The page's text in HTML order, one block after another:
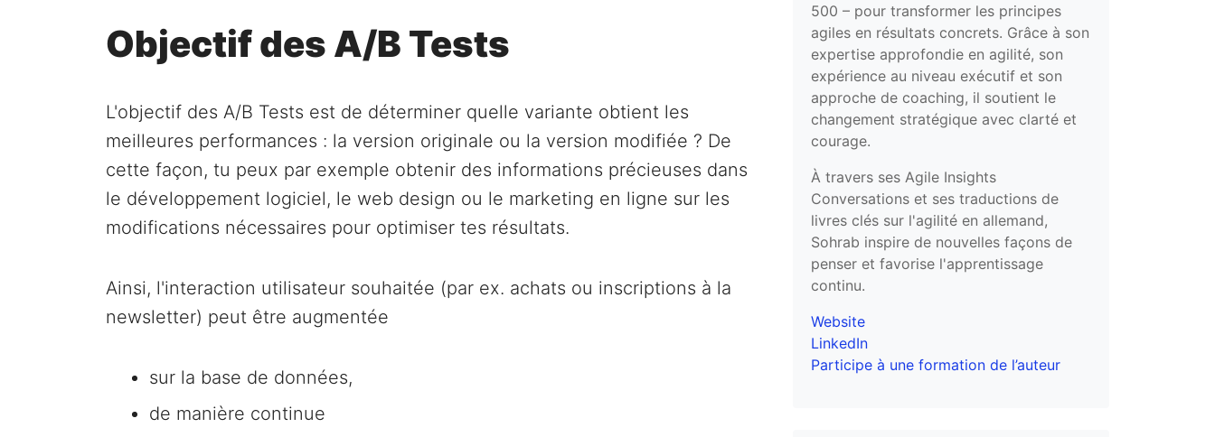
Objectif des A/B Tests
L'objectif des A/B Tests est de déterminer quelle variante obtient les
meilleures performances : la version originale ou la version modifiée ? De
cette façon, tu peux par exemple obtenir des informations précieuses dans
le développement logiciel, le web design ou le marketing en ligne sur les
modifications nécessaires pour optimiser tes résultats.
Ainsi, l'interaction utilisateur souhaitée (par ex. achats ou inscriptions à la
newsletter) peut être augmentée
sur la base de données,
de manière continue
500 – pour transformer les principes
agiles en résultats concrets. Grâce à son
expertise approfondie en agilité, son
expérience au niveau exécutif et son
approche de coaching, il soutient le
changement stratégique avec clarté et
courage.
À travers ses Agile Insights
Conversations et ses traductions de
livres clés sur l'agilité en allemand,
Sohrab inspire de nouvelles façons de
penser et favorise l'apprentissage
continu.
Website
LinkedIn
Participe à une formation de l’auteur